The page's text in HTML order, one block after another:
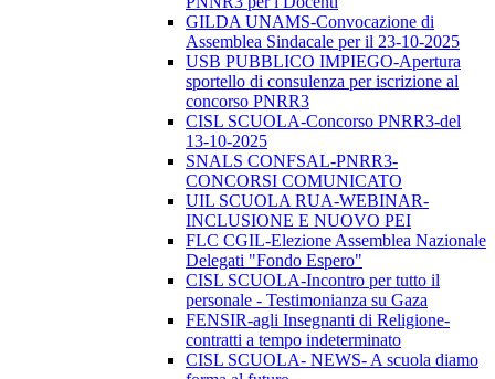
GILDA UNAMS-Convocazione di
Assemblea Sindacale per il 23-10-2025
USB PUBBLICO IMPIEGO-Apertura
sportello di consulenza per iscrizione al
concorso PNRR3
CISL SCUOLA-Concorso PNRR3-del
13-10-2025
SNALS CONFSAL-PNRR3-
CONCORSI COMUNICATO
UIL SCUOLA RUA-WEBINAR-
INCLUSIONE E NUOVO PEI
FLC CGIL-Elezione Assemblea Nazionale
Delegati "Fondo Espero"
CISL SCUOLA-Incontro per tutto il
personale - Testimonianza su Gaza
FENSIR-agli Insegnanti di Religione-
contratti a tempo indeterminato
CISL SCUOLA- NEWS- A scuola diamo